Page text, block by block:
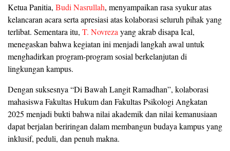
Ketua Panitia, Budi Nasrullah, menyampaikan rasa syukur atas
kelancaran acara serta apresiasi atas kolaborasi seluruh pihak yang
terlibat. Sementara itu, T. Novreza yang akrab disapa Ical,
menegaskan bahwa kegiatan ini menjadi langkah awal untuk
menghadirkan program-program sosial berkelanjutan di
lingkungan kampus.
Dengan suksesnya “Di Bawah Langit Ramadhan”, kolaborasi
mahasiswa Fakultas Hukum dan Fakultas Psikologi Angkatan
2025 menjadi bukti bahwa nilai akademik dan nilai kemanusiaan
dapat berjalan beriringan dalam membangun budaya kampus yang
inklusif, peduli, dan penuh makna.